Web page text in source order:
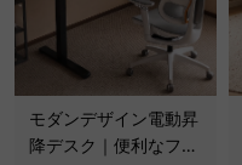
モダンデザイン電動昇
降デスク｜便利なフッ